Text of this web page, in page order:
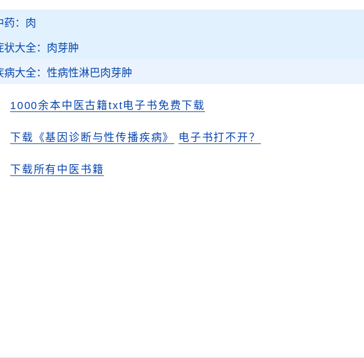
药：肉
状大全：肉芽肿
病大全：性病性淋巴肉芽肿
1000余本中医古籍txt电子书免费下载
下载《基因诊断与性传播疾病》 电子书打不开？
下载所有中医书籍